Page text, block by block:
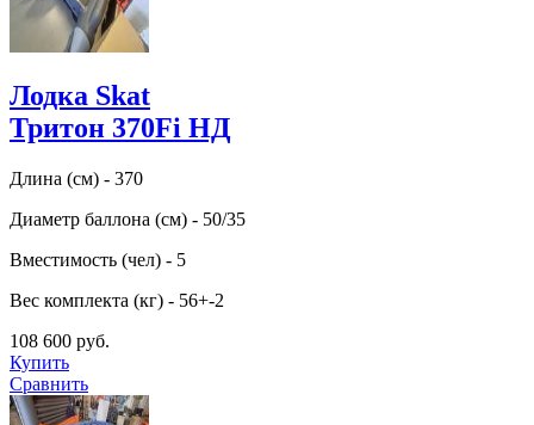
Лодка Skat
Тритон 370Fi НД
Длина (см) - 370
Диаметр баллона (см) - 50/35
Вместимость (чел) - 5
Вес комплекта (кг) - 56+-2
108 600 руб.
Купить
Сравнить